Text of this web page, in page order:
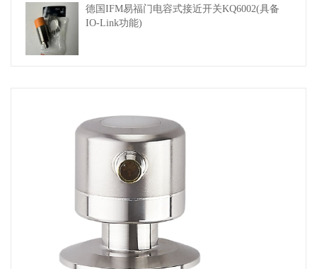
德国IFM易福门电容式接近开关KQ6002(具备
IO-Link功能)